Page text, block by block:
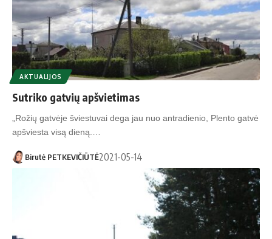
AKTUALIJOS
Sutriko gatvių apšvietimas
„Rožių gatvėje šviestuvai dega jau nuo antradienio, Plento gatvė
apšviesta visą dieną.…
Birutė PETKEVIČIŪTĖ2021-05-14